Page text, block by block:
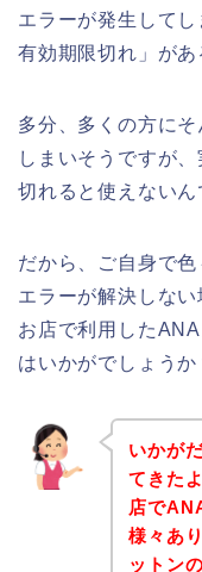
エラーが発生して
有効期限切れ」があ
多分、多くの方に
しまいそうですが
切れると使えないん
だから、ご自身で
エラーが解決しな
お店で利用した
はいかがでしょうか
いかが
てきた
店で
様々あ
ットン